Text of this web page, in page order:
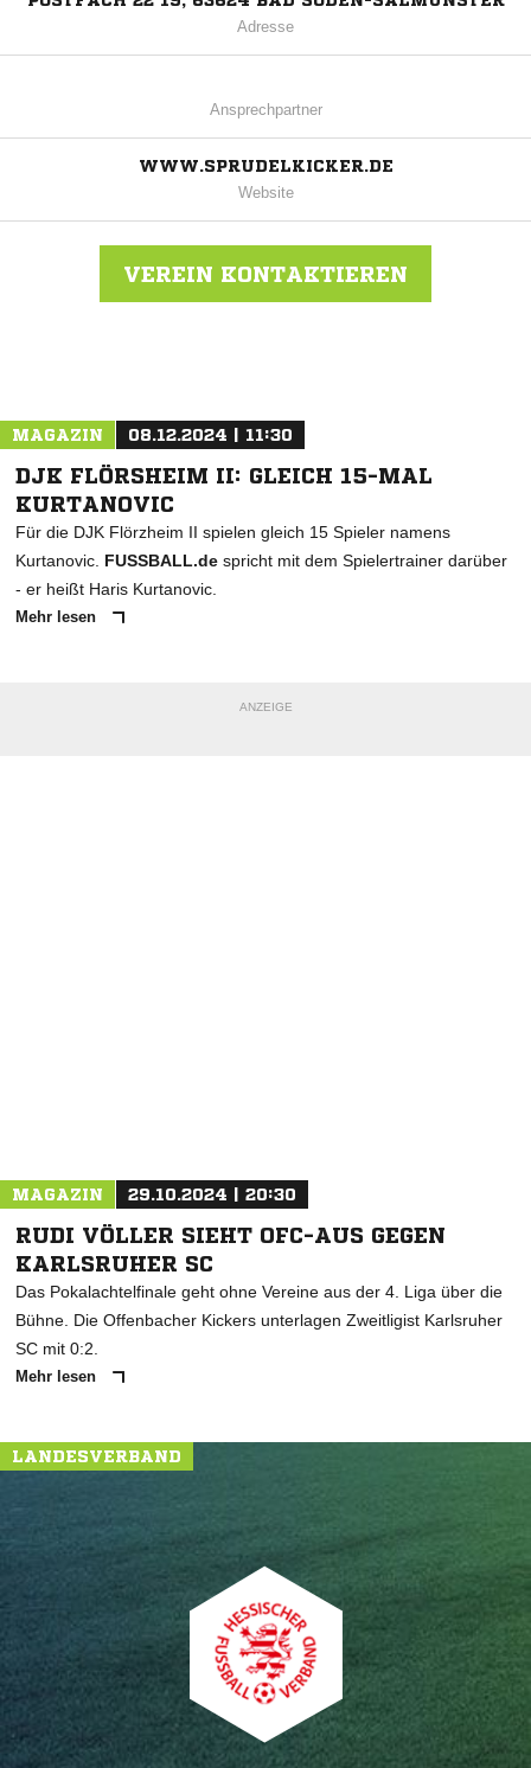
Adresse
Ansprechpartner
WWW.SPRUDELKICKER.DE
Website
VEREIN KONTAKTIEREN
MAGAZIN 08.12.2024 | 11:30
DJK FLÖRSHEIM II: GLEICH 15-MAL
KURTANOVIC
Für die DJK Flörzheim II spielen gleich 15 Spieler namens
Kurtanovic. FUSSBALL.de spricht mit dem Spielertrainer darüber
- er heißt Haris Kurtanovic.
Mehr lesen
ANZEIGE
MAGAZIN 29.10.2024 | 20:30
RUDI VÖLLER SIEHT OFC-AUS GEGEN
KARLSRUHER SC
Das Pokalachtelfinale geht ohne Vereine aus der 4. Liga über die
Bühne. Die Offenbacher Kickers unterlagen Zweitligist Karlsruher
SC mit 0:2.
Mehr lesen
LANDESVERBAND